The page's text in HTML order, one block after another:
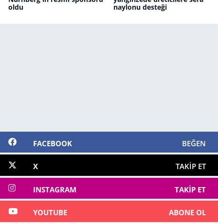
oldu
naylonu desteği
FACEBOOK BEĞEN
X TAKIP ET
INSTAGRAM TAKIP ET
YOUTUBE ABONE OL